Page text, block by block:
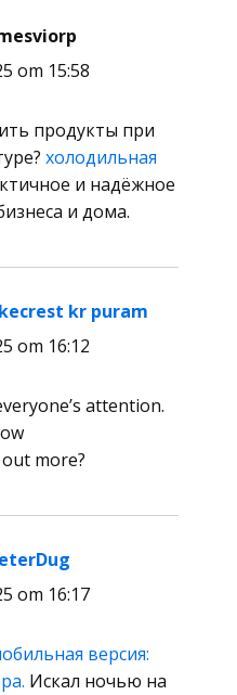
om 15:58
продукты при
холодильная
и надёжное
и дома.
kr puram
om 16:12
attention.
more?
om 16:17
версия:
Искал ночью на